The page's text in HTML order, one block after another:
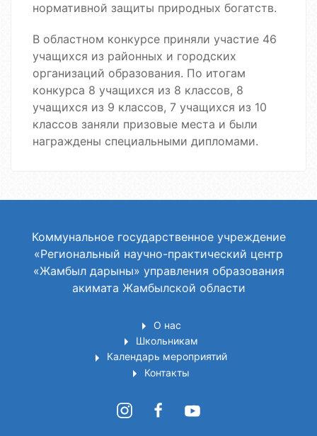
нормативной защиты природных богатств.
В областном конкурсе приняли участие 46
учащихся из районных и городских
организаций образования. По итогам
конкурса 8 учащихся из 8 классов, 8
учащихся из 9 классов, 7 учащихся из 10
классов заняли призовые места и были
награждены специальными дипломами.
Коммунальное государственное учреждение
«Региональный научно-практический центр
«Жамбыл дарыны» управления образования
акимата Жамбылской области
О нас
Школьникам
Календарь мероприятий
Контакты